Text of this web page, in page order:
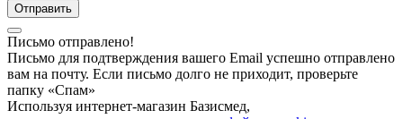
Отправить
Письмо отправлено!
Письмо для подтверждения вашего Email успешно отправлено
вам на почту. Если письмо долго не приходит, проверьте
папку «Спам»
Используя интернет-магазин Базисмед,